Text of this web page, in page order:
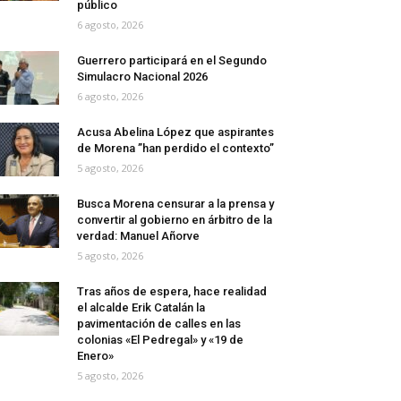
público
6 agosto, 2026
Guerrero participará en el Segundo
Simulacro Nacional 2026
6 agosto, 2026
Acusa Abelina López que aspirantes
de Morena ”han perdido el contexto”
5 agosto, 2026
Busca Morena censurar a la prensa y
convertir al gobierno en árbitro de la
verdad: Manuel Añorve
5 agosto, 2026
Tras años de espera, hace realidad
el alcalde Erik Catalán la
pavimentación de calles en las
colonias «El Pedregal» y «19 de
Enero»
5 agosto, 2026